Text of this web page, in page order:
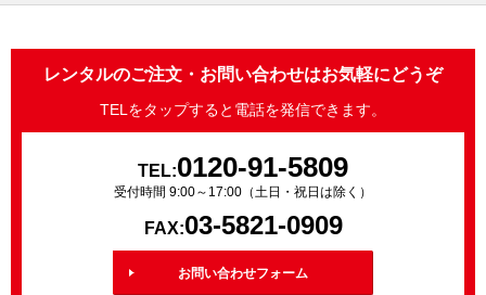
レンタルのご注文・お問い合わせはお気軽にどうぞ
TELをタップすると電話を発信できます。
TEL:0120-91-5809
受付時間 9:00～17:00（土日・祝日は除く）
FAX:03-5821-0909
お問い合わせフォーム